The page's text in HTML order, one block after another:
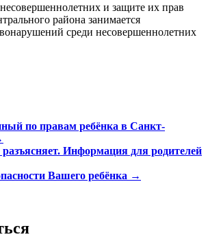
и защите их прав
района занимается
среди несовершеннолетних
по правам ребёнка в Санкт-
Информация для родителей
Вашего ребёнка →